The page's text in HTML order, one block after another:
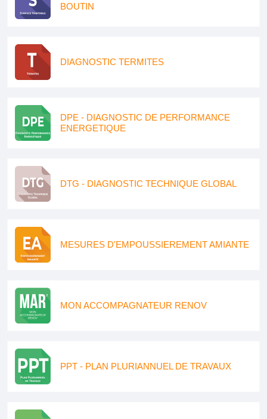
BOUTIN
DIAGNOSTIC TERMITES
DPE - DIAGNOSTIC DE PERFORMANCE
ENERGETIQUE
DTG - DIAGNOSTIC TECHNIQUE GLOBAL
MESURES D'EMPOUSSIEREMENT AMIANTE
MON ACCOMPAGNATEUR RENOV
PPT - PLAN PLURIANNUEL DE TRAVAUX